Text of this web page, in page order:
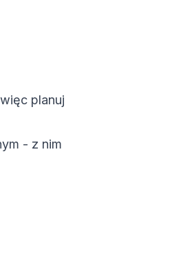
planuj
- z nim